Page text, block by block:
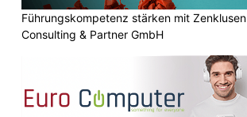
Führungskompetenz stärken mit Zenklusen
Consulting & Partner GmbH